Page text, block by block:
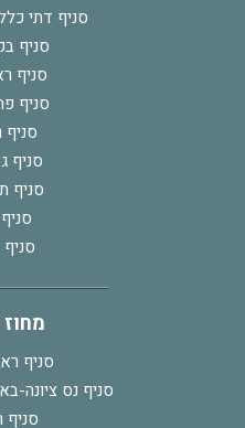
סניף דתי
סניף
סניף
סניף
סניף
סניף
סניף
סניף
סניף נס ציונה-
סניף